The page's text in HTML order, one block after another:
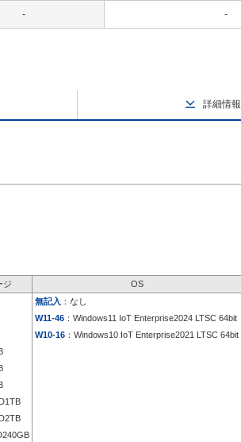
- -
詳細情報
ジ OS
無記入 ：なし
W11-46 ：Windows11 IoT Enterprise2024 LTSC 64bit
W10-16 ：Windows10 IoT Enterprise2021 LTSC 64bit